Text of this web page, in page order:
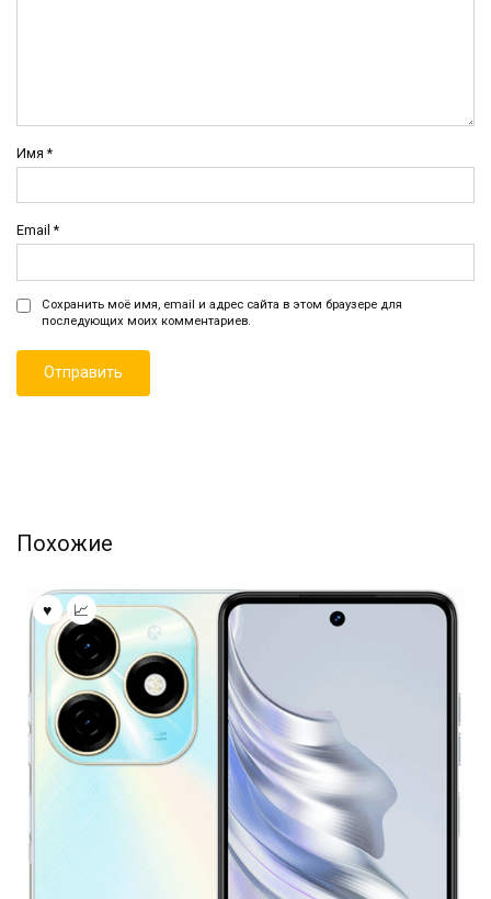
Имя*
Email*
Сохранить моё имя, email и адрес сайта в этом браузере для
последующих моих комментариев.
Похожие